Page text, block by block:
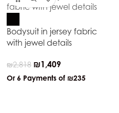
Bodysuit in jersey fabric
with jewel details
₪2,818 ₪1,409
Or 6 Payments of ₪235